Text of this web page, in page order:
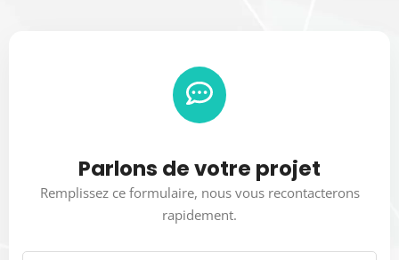
Parlons de votre projet
Remplissez ce formulaire, nous vous recontacterons
rapidement.